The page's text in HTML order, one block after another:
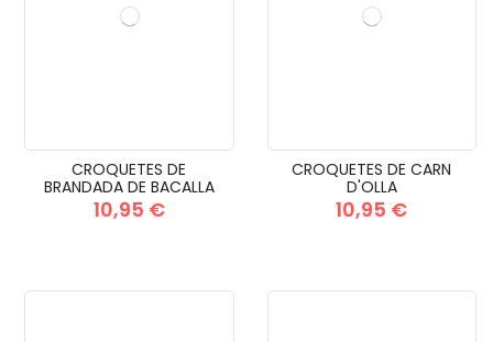
CROQUETES DE
BRANDADA DE BACALLA
10,95 €
CROQUETES DE CARN
D'OLLA
10,95 €